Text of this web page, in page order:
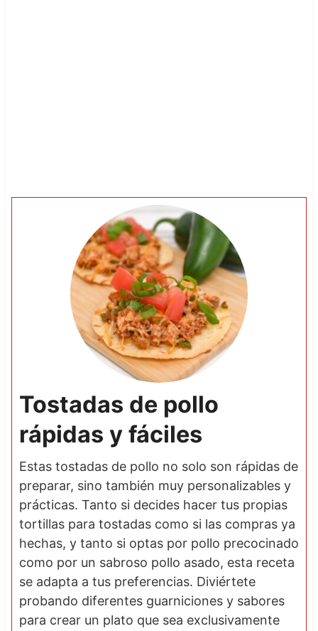
Tostadas de pollo
rápidas y fáciles
Estas tostadas de pollo no solo son rápidas de
preparar, sino también muy personalizables y
prácticas. Tanto si decides hacer tus propias
tortillas para tostadas como si las compras ya
hechas, y tanto si optas por pollo precocinado
como por un sabroso pollo asado, esta receta
se adapta a tus preferencias. Diviértete
probando diferentes guarniciones y sabores
para crear un plato que sea exclusivamente